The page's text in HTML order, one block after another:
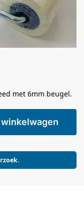
met 6mm beugel.